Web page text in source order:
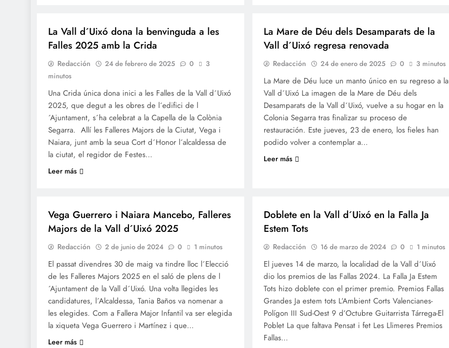
La Vall d´Uixó dona la benvinguda a les
Falles 2025 amb la Crida
Redacción 24 de febrero de 2025 0
3
minutos
Una Crida única dona inici a les Falles de la Vall d´Uixó
2025, que degut a les obres de l´edifici de l
´Ajuntament, s´ha celebrat a la Capella de la Colònia
Segarra. Allí les Falleres Majors de la Ciutat, Vega i
Naiara, junt amb la seua Cort d´Honor l´alcaldessa de
la ciutat, el regidor de Festes…
Leer más
La Mare de Déu dels Desamparats de la
Vall d´Uixó regresa renovada
Redacción 24 de enero de 2025 0 3 minutos
La Mare de Déu luce un manto único en su regreso a la
Vall d´Uixó La imagen de la Mare de Déu dels
Desamparats de la Vall d´Uixó, vuelve a su hogar en la
Colonia Segarra tras finalizar su proceso de
restauración. Este jueves, 23 de enero, los fieles han
podido volver a contemplar a…
Leer más
Vega Guerrero i Naiara Mancebo, Falleres
Majors de la Vall d´Uixó 2025
Redacción 2 de junio de 2024 0 1 minutos
El passat divendres 30 de maig va tindre lloc l´Elecció
de les Falleres Majors 2025 en el saló de plens de l
´Ajuntament de la Vall d´Uixó. Una volta llegides les
candidatures, l´Alcaldessa, Tania Baños va nomenar a
les elegides. Com a Fallera Major Infantil va ser elegida
la xiqueta Vega Guerrero i Martínez i que…
Leer más
Doblete en la Vall d´Uixó en la Falla Ja
Estem Tots
Redacción 16 de marzo de 2024 0 1 minutos
El jueves 14 de marzo, la localidad de la Vall d´Uixó
dio los premios de las Fallas 2024. La Falla Ja Estem
Tots hizo doblete con el primer premio. Premios Fallas
Grandes Ja estem tots L’Ambient Corts Valencianes-
Polígon III Sud-Oest 9 d’Octubre Guitarrista Tárrega-El
Poblet La que faltava Pensat i fet Les Llimeres Premios
Fallas…